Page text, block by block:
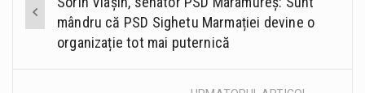
navigation
mândru că PSD Sighetu Marmației devine o
organizație tot mai puternică